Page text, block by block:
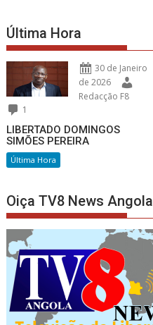
Última Hora
30 de Janeiro
de 2026
Redacção F8
1
LIBERTADO DOMINGOS
SIMÕES PEREIRA
Última Hora
Oiça TV8 News Angola